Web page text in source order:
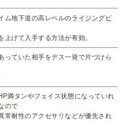
ム地下道の高レベルのライジングビ
上げて入手する方法が有効。
っていた相手をデス一発で片づけら
満タンやフェイス状態になっていれ
ので
常耐性のアクセサリなどが優先され